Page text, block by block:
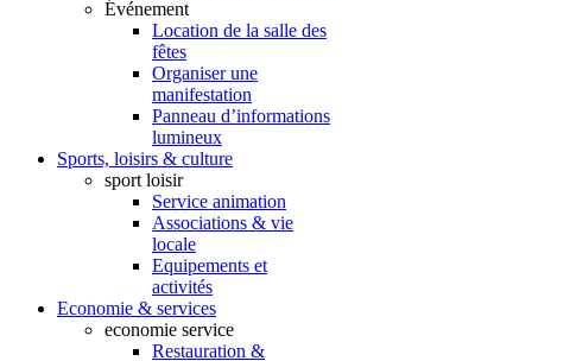
Événement
Location de la salle des
fêtes
Organiser une
manifestation
Panneau d’informations
lumineux
Sports, loisirs & culture
sport loisir
Service animation
Associations & vie
locale
Equipements et
activités
Economie & services
economie service
Restauration &